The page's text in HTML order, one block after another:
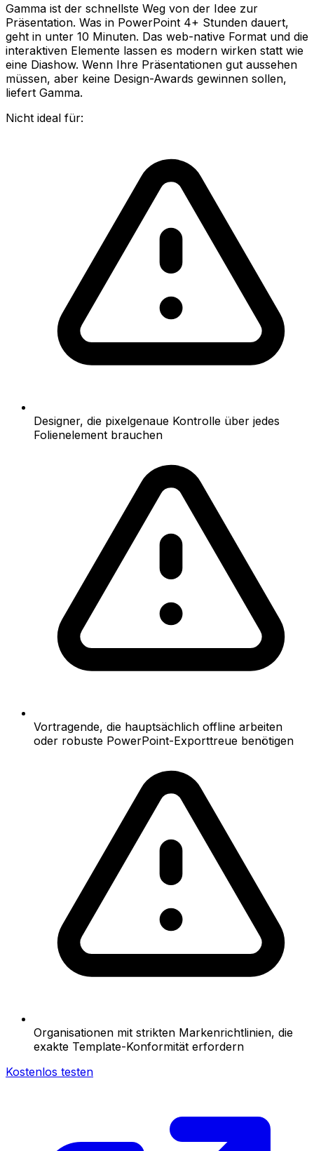
Gamma ist der schnellste Weg von der Idee zur
Präsentation. Was in PowerPoint 4+ Stunden dauert,
geht in unter 10 Minuten. Das web-native Format und die
interaktiven Elemente lassen es modern wirken statt wie
eine Diashow. Wenn Ihre Präsentationen gut aussehen
müssen, aber keine Design-Awards gewinnen sollen,
liefert Gamma.
Nicht ideal für:
Designer, die pixelgenaue Kontrolle über jedes
Folienelement brauchen
Vortragende, die hauptsächlich offline arbeiten
oder robuste PowerPoint-Exporttreue benötigen
Organisationen mit strikten Markenrichtlinien, die
exakte Template-Konformität erfordern
Kostenlos testen